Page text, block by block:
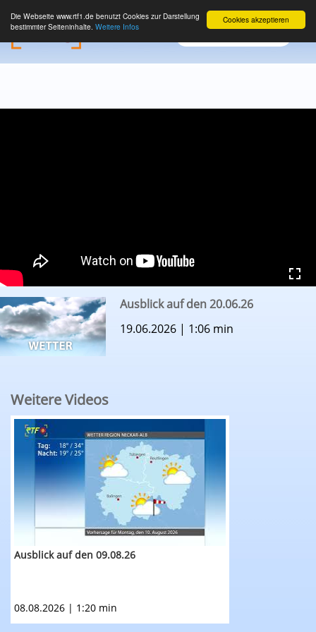
Cookies akzeptieren
Die Webseite www.rtf1.de benutzt Cookies zur Darstellung
bestimmter Seiteninhalte. Weitere Infos
Ausblick auf den 20.06.26
19.06.2026 | 1:06 min
Weitere Videos
RTF.1-Wetter: Ausblick auf den 09.08.26
Ausblick auf den 09.08.26
08.08.2026 | 1:20 min